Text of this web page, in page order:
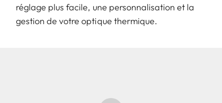
réglage plus facile, une personnalisation et la
gestion de votre optique thermique.